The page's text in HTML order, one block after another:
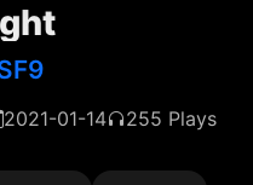
2021-01-14 255 Plays